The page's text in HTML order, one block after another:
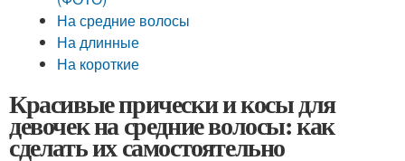
На средние волосы
На длинные
На короткие
Красивые прически и косы для
девочек на средние волосы: как
сделать их самостоятельно